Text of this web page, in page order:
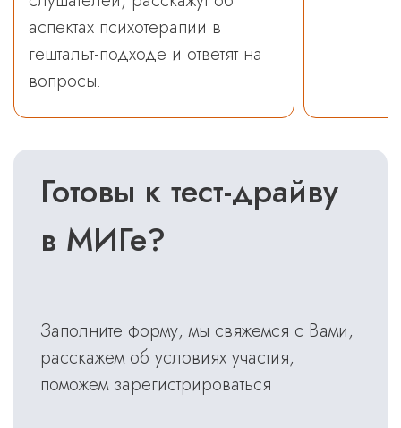
аспектах психотерапии в
гештальт-подходе и ответят на
вопросы.
Готовы к тест-драйву
в МИГе?
Заполните форму, мы свяжемся с Вами,
расскажем об условиях участия,
поможем зарегистрироваться